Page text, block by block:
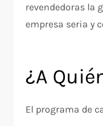
revendedoras la
empresa seria y
¿A
El programa de